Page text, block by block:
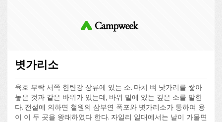
청평에는 댐상류쪽 이외에, 댐 아래의 북한강의 다른 지류인 조
종천, 조종천변의 안전유원지, 산장유원지 등 많은 하천변유원
볏가리소
육호 부락 서쪽 한탄강 상류에 있는 소. 마치 벼 낫가리를 쌓아
놓은 것과 같은 바위가 있는데, 바위 밑에 있는 깊은 소를 말한
다. 전설에 의하면 철원의 삼부연 폭포와 볏가리소가 통하여 용
이 이 두 곳을 왕래하였다 한다. 자일리 일대에서는 날이 가물면